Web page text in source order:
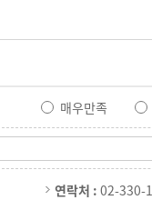
매우만족
연락처 : 02-330-